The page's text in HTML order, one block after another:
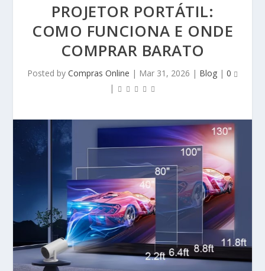
PROJETOR PORTÁTIL:
COMO FUNCIONA E ONDE
COMPRAR BARATO
Posted by Compras Online | Mar 31, 2026 | Blog | 0
|